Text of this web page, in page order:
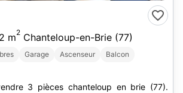
m2 Chanteloup-en-Brie (77)
Garage Ascenseur
Balcon
3 pièces chanteloup en brie (77).